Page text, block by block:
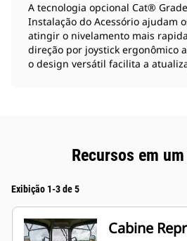
A tecnologia opcional Cat®
Instalação do Acessório ajudam
atingir o nivelamento mais
direção por joystick ergonômico
o design versátil facilita a
Recursos em
Exibição 1-3 de 5
Cabine